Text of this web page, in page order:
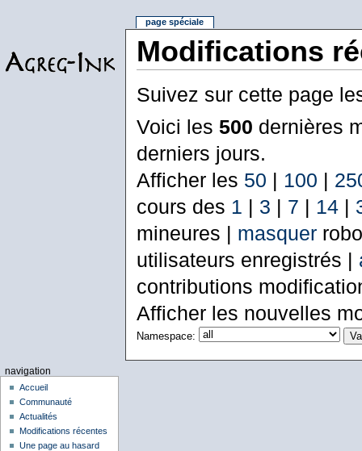
Modifications
Suivez sur cette page
Voici les 500 dernières
derniers jours.
Afficher les 50 | 100 |
cours des 1 | 3 | 7 | 14|
mineures | masquer
utilisateurs enregistrés |
contributions
Afficher les nouvelles
Namespace:
page spéciale
navigation
Accueil
Communauté
Actualités
Modifications récentes
Une page au hasard